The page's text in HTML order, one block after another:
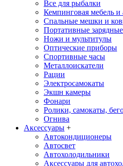
Все для рыбалки
Кемпинговая мебель и
Спальные мешки и
Портативные зарядные
Ножи и мультитулы
Оптические приборы
Спортивные часы
Металлоискатели
Рации
Электросамокаты
Экшн камеры
Фонари
Ролики, самокаты,
Огнива
Аксессуары +
Автокондиционеры
Aвтосвет
Автохолодильники
Аксессуары для